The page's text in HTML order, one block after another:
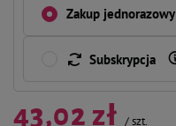
Zakup jednorazowy
Subskrypcja
43,02 zł /szt.